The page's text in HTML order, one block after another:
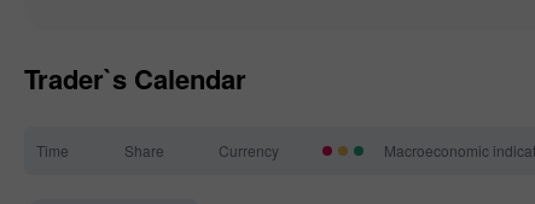
Trader`s Calendar
Time Share Currency Macroeconomic